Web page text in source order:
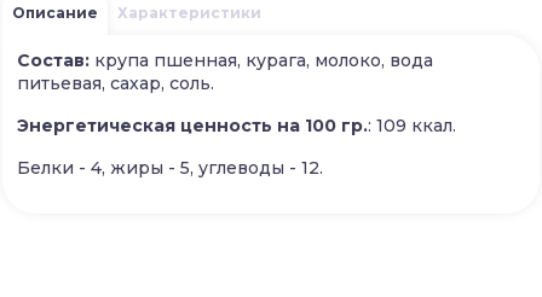
Описание Характеристики
Состав: крупа пшенная, курага, молоко, вода
питьевая, сахар, соль.
Энергетическая ценность на 100 гр.: 109 ккал.
Белки - 4, жиры - 5, углеводы - 12.